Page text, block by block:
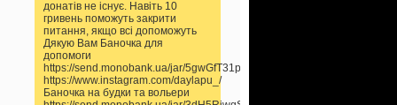
донатів не існує. Навіть 10
гривень поможуть закрити
питання, якщо всі допоможуть
Дякую Вам Баночка для
допомоги
https://send.monobank.ua/jar/5gwGfT31pp
https://www.instagram.com/daylapu_/
Баночка на будки та вольери